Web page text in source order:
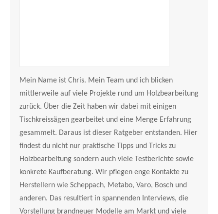
Mein Name ist Chris. Mein Team und ich blicken
mittlerweile auf viele Projekte rund um Holzbearbeitung
zurück. Über die Zeit haben wir dabei mit einigen
Tischkreissägen gearbeitet und eine Menge Erfahrung
gesammelt. Daraus ist dieser Ratgeber entstanden. Hier
findest du nicht nur praktische Tipps und Tricks zu
Holzbearbeitung sondern auch viele Testberichte sowie
konkrete Kaufberatung. Wir pflegen enge Kontakte zu
Herstellern wie Scheppach, Metabo, Varo, Bosch und
anderen. Das resultiert in spannenden Interviews, die
Vorstellung brandneuer Modelle am Markt und viele